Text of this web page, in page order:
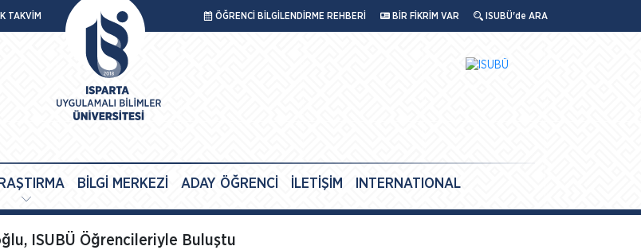
TAKVİM ÖĞRENCİ BİLGİLENDİRME REHBERİ BİR FİKRİM VAR ISUBÜ'de ARA
BİLGİ MERKEZİ ADAY ÖĞRENCİ İLETİŞİM INTERNATIONAL
ISUBÜ Öğrencileriyle Buluştu